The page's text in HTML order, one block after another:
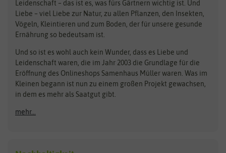
Obstsamen
Pilzbrut
Rasensamen
Steckzwiebeln
Zimmer & Kübelpflanzen
Kataloge
Schnäppchen
Anzucht & Gartenzubehör
Anzuchtschalen
Bingenheimer Saatgut
BioBalu
Bionana
BIOWOL
Blumicorn
Bûten Birds
Dürr-Samen
elho
Feldsaaten Freudenberger
Fertil
Flora Elite
Leidenschaft – das ist es, was fürs Gärtnern wichtig ist. Und
Liebe – viel Liebe zur Natur, zu allen Pflanzen, den Insekten,
Vögeln, Kleintieren und zum Boden, der für unsere gesunde
Ernährung so bedeutsam ist.
Und so ist es wohl auch kein Wunder, dass es Liebe und
Leidenschaft waren, die im Jahr 2003 die Grundlage für die
Eröffnung des Onlineshops Samenhaus Müller waren. Was im
Kleinen begann ist nun zu einem großen Projekt gewachsen,
in dem es mehr als Saatgut gibt.
mehr...